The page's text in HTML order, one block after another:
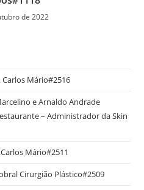
de 2022
Carlos Mário#2516
e Arnaldo Andrade
– Administrador da Skin
Mário#2511
Cirurgião Plástico#2509